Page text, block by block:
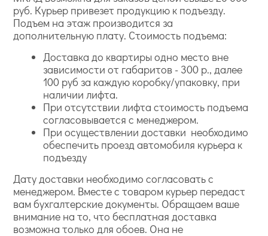
руб. Курьер привезет продукцию к подъезду.
Подъем на этаж производится за
дополнительную плату. Стоимость подъема:
Доставка до квартиры одно место вне
зависимости от габаритов - 300 р., далее
100 руб за каждую коробку/упаковку, при
наличии лифта.
При отсутствии лифта стоимость подъема
согласовывается с менеджером.
При осуществлении доставки необходимо
обеспечить проезд автомобиля курьера к
подъезду
Дату доставки необходимо согласовать с
менеджером. Вместе с товаром курьер передаст
вам бухгалтерские документы. Обращаем ваше
внимание на то, что бесплатная доставка
возможна только для обоев. Она не